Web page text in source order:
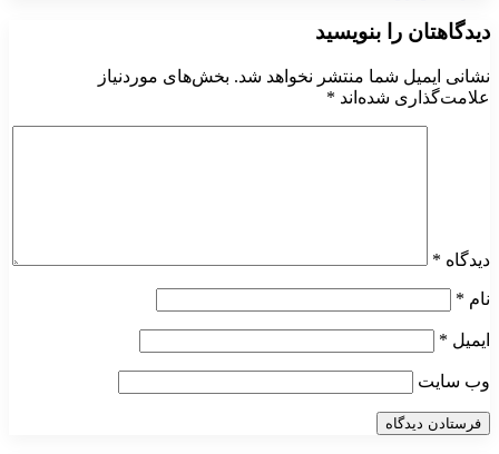
دیدگاهتان را بنویسید
نشانی ایمیل شما منتشر نخواهد شد. بخش‌های موردنیاز
علامت‌گذاری شده‌اند *
دیدگاه *
نام *
ایمیل *
وب‌ سایت